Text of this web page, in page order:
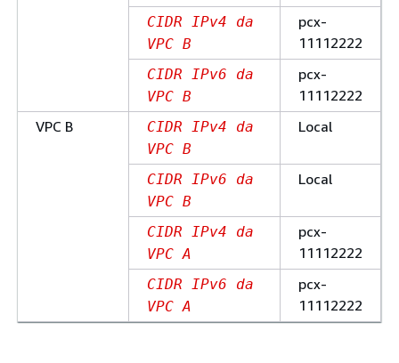
CIDR IPv4 da
VPC B
pcx-
11112222
CIDR IPv6 da
VPC B
pcx-
11112222
VPC B
CIDR IPv4 da
VPC B
Local
CIDR IPv6 da
VPC B
Local
CIDR IPv4 da
VPC A
pcx-
11112222
CIDR IPv6 da
VPC A
pcx-
11112222